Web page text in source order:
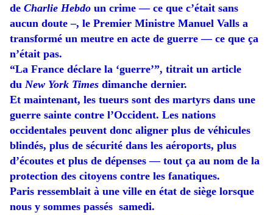
de Charlie Hebdo un crime — ce que c’était sans
aucun doute –, le Premier Ministre Manuel Valls a
transformé un meutre en acte de guerre — ce que ça
n’était pas.
“La France déclare la ‘guerre’”, titrait un article
du New York Times dimanche dernier.
Et maintenant, les tueurs sont des martyrs dans une
guerre sainte contre l’Occident. Les nations
occidentales peuvent donc aligner plus de véhicules
blindés, plus de sécurité dans les aéroports, plus
d’écoutes et plus de dépenses — tout ça au nom de la
protection des citoyens contre les fanatiques.
Paris ressemblait à une ville en état de siège lorsque
nous y sommes passés samedi.